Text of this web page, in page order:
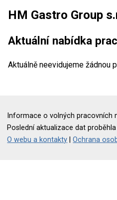
HM Gastro Group
Aktuální nabídka
Aktuálně neevidujeme žádnou
Informace o volných pracovních
Poslední aktualizace dat proběhla
O webu a kontakty |Ochrana